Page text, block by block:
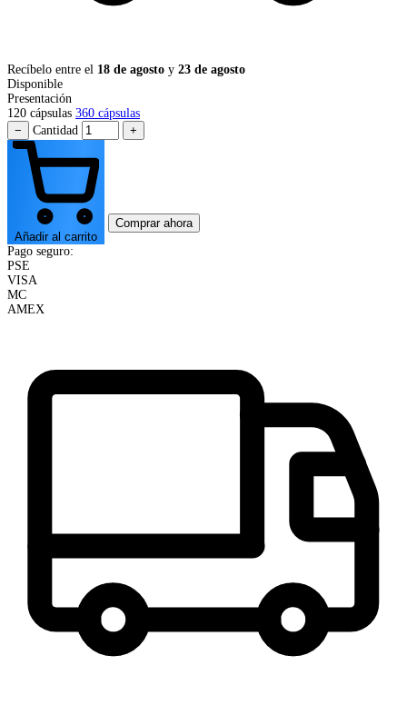
Recíbelo entre el 18 de agosto y 23 de agosto
Disponible
Presentación
120 cápsulas 360 cápsulas
−
Cantidad +
Añadir al carrito
Comprar ahora
Pago seguro:
PSE
VISA
MC
AMEX